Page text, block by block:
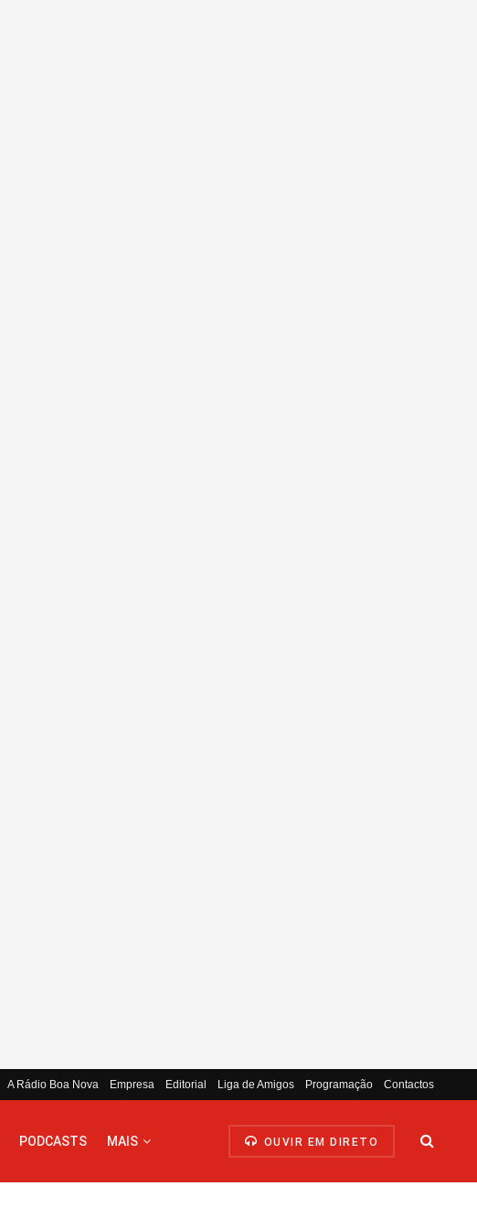
A Rádio Boa Nova Empresa Editorial Liga de Amigos Programação Contactos
PODCASTS MAIS OUVIR EM DIRETO